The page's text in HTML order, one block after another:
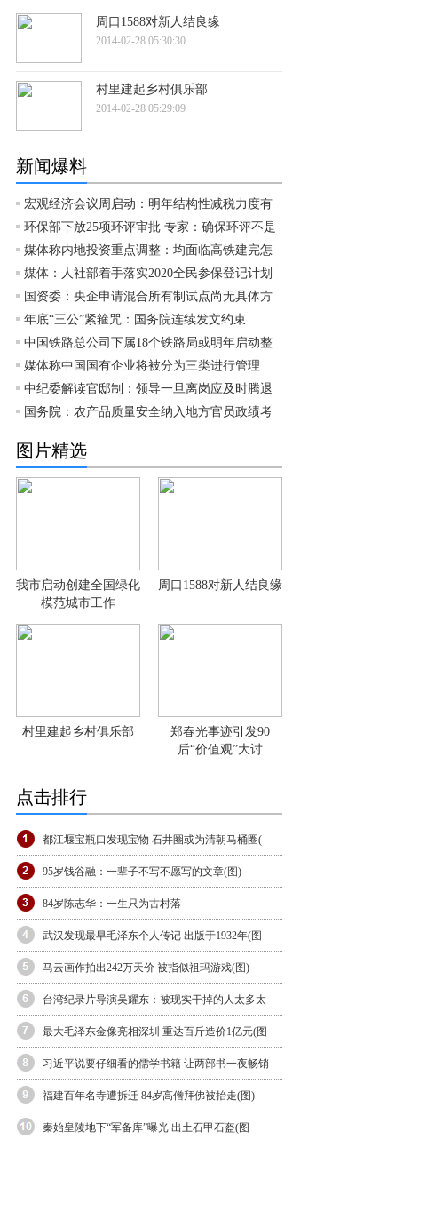
周口1588对新人结良缘
2014-02-28 05:30:30
村里建起乡村俱乐部
2014-02-28 05:29:09
新闻爆料
宏观经济会议周启动：明年结构性减税力度有
环保部下放25项环评审批 专家：确保环评不是
媒体称内地投资重点调整：均面临高铁建完怎
媒体：人社部着手落实2020全民参保登记计划
国资委：央企申请混合所有制试点尚无具体方
年底“三公”紧箍咒：国务院连续发文约束
中国铁路总公司下属18个铁路局或明年启动整
媒体称中国国有企业将被分为三类进行管理
中纪委解读官邸制：领导一旦离岗应及时腾退
国务院：农产品质量安全纳入地方官员政绩考
图片精选
我市启动创建全国绿化
模范城市工作
周口1588对新人结良缘
村里建起乡村俱乐部
郑春光事迹引发90
后“价值观”大讨
点击排行
都江堰宝瓶口发现宝物 石井圈或为清朝马桶圈(
95岁钱谷融：一辈子不写不愿写的文章(图)
84岁陈志华：一生只为古村落
武汉发现最早毛泽东个人传记 出版于1932年(图
马云画作拍出242万天价 被指似祖玛游戏(图)
台湾纪录片导演吴耀东：被现实干掉的人太多太
最大毛泽东金像亮相深圳 重达百斤造价1亿元(图
习近平说要仔细看的儒学书籍 让两部书一夜畅销
福建百年名寺遭拆迁 84岁高僧拜佛被抬走(图)
秦始皇陵地下“军备库”曝光 出土石甲石盔(图